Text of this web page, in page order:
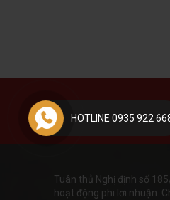
Tại Việt Nam, website
Tuân thủ Nghị định số
hoạt động phi lơi nhuận.
HOTLINE 0935 922